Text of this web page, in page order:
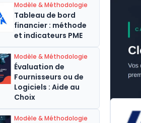
Modèle & Méthodologie
Tableau de bord
financier : méthode
et indicateurs PME
Modèle & Méthodologie
Évaluation de
Fournisseurs ou de
Logiciels : Aide au
Choix
Modèle & Méthodologie